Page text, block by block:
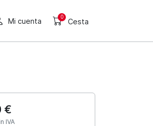
Mi cuenta 0
Cesta
€
IVA